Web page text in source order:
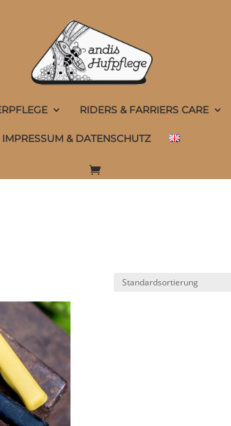
RIDERS & FARRIERS CARE
IMPRESSUM & DATENSCHUTZ